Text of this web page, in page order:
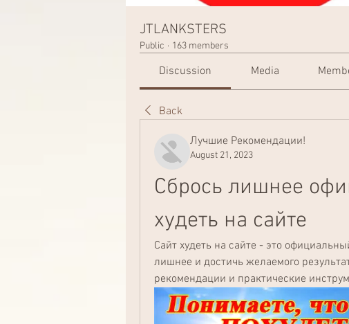
JTLANKSTERS
Public · 163 members
Discussion Media
Back
Лучшие Рекомендации!
August 21, 2023
Сбрось лишнее
худеть на сайте
Сайт худеть на сайте - это
лишнее и достичь желаемого
рекомендации и практические